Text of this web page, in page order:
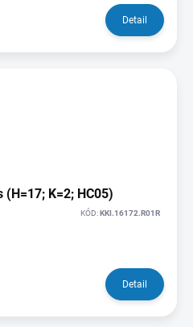
Detail
K=2; HC05)
KÓD:KKI.16172.R01R
Detail